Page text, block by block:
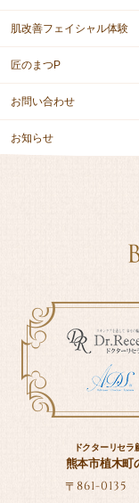
肌改善フェイシャル体験
匠のまつP
お問い合わせ
お知らせ
ドクターリセ
熊本市植木町
〒 861-0135